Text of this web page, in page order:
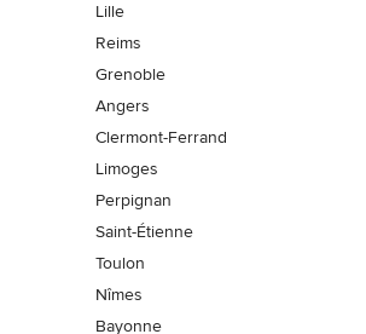
Lille
Reims
Grenoble
Angers
Clermont-Ferrand
Limoges
Perpignan
Saint-Étienne
Toulon
Nîmes
Bayonne